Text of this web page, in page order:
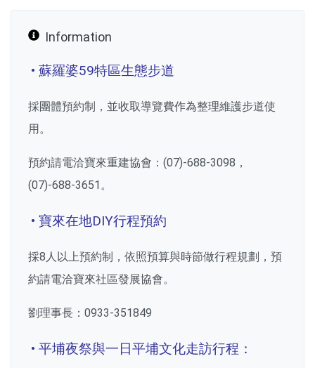
Information
• 蘇羅婆59特區生態步道
採團體預約制，並收取導覽費作為整理維護步道使
用。
預約請電洽寶來重建協會：(07)-688-3098，
(07)-688-3651。
• 寶來在地DIY行程預約
採8人以上預約制，依照預算與時節做行程規劃，預
約請電洽寶來社區發展協會。
劉理事長：0933-351849
• 平埔夜祭與一日平埔文化走訪行程：